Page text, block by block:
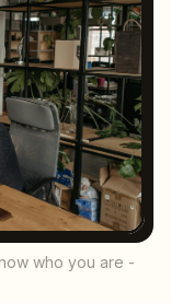
who you are -